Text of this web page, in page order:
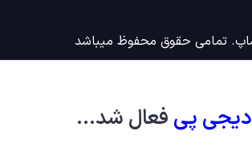
دیجی پی فعال شد...